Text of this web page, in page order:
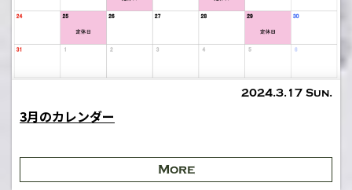
2024.3.17 Sun.
3月のカレンダー
More